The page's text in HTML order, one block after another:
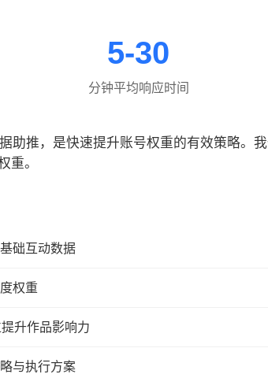
5-30
分钟平均响应时间
助推，是快速提升账号权重的有效策略。
重。
础互动数据
权重
升作品影响力
与执行方案